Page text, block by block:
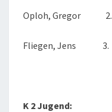
Oploh, Gregor 2.
Fliegen, Jens 3.
K 2 Jugend: